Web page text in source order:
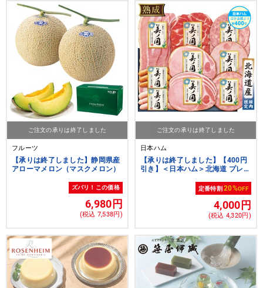
ご注文の承りは終了しました
フルーツ
【承りは終了しました】静岡県産
アローマメロン（マスクメロン）
ズバリ！この価格
6,980円
(税込 7,538円)
ご注文の承りは終了しました
日本ハム
【承りは終了しました】【400円
引き】＜日本ハム＞北海道 プレミ
定番特割20%OFF
4,000円
(税込 4,320円)